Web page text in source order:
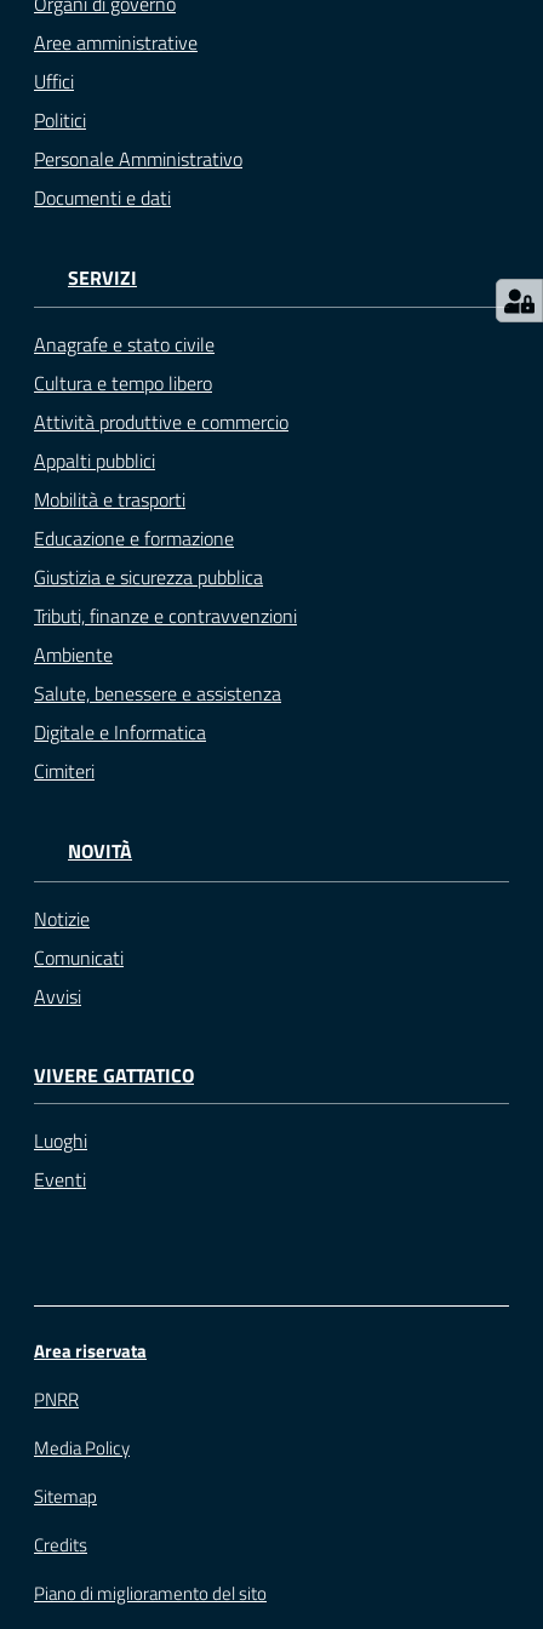
argomenti...
Seguici
su
Aree amministrative
Uffici
Politici
Personale Amministrativo
Documenti e dati
SERVIZI
Anagrafe e stato civile
Cultura e tempo libero
Attività produttive e commercio
Appalti pubblici
Mobilità e trasporti
Educazione e formazione
Giustizia e sicurezza pubblica
Tributi, finanze e contravvenzioni
Ambiente
Salute, benessere e assistenza
Digitale e Informatica
Cimiteri
NOVITÀ
Notizie
Comunicati
Avvisi
VIVERE GATTATICO
Luoghi
Eventi
Area riservata
PNRR
Media Policy
Sitemap
Credits
Piano di miglioramento del sito